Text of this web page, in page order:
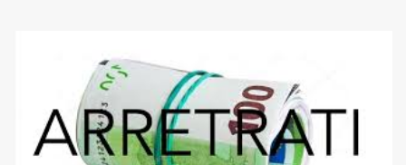
dedicato alle donne vittime di violenza di genere, in linea con la
normativa nazionale e con l’obiettivo di offrire maggiore tutela e
supporto in situazioni delicate. L’indennità provinciale per i docenti
è un unicum in Italia: si tratta di una misura esclusiva della
Provincia autonoma di Bolzano, che integra in maniera stabile lo